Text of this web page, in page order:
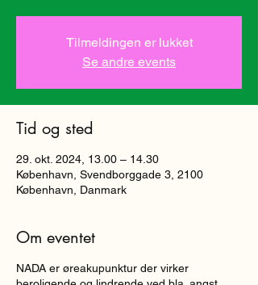
Tilmeldingen er lukket
Se andre events
Tid og sted
29. okt. 2024, 13.00 – 14.30
København, Svendborggade 3, 2100
København, Danmark
Om eventet
NADA er øreakupunktur der virker